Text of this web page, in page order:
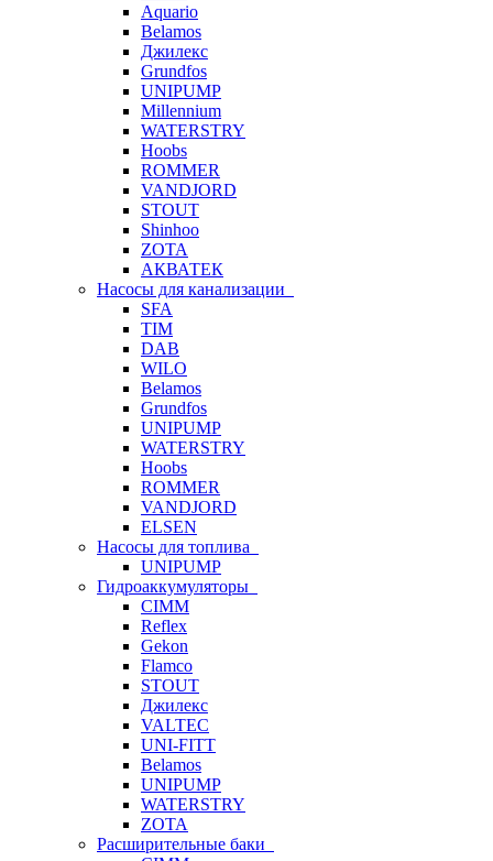
Aquario
Belamos
Джилекс
Grundfos
UNIPUMP
Millennium
WATERSTRY
Hoobs
ROMMER
VANDJORD
STOUT
Shinhoo
ZOTA
АКВАТЕК
Насосы для канализации
SFA
TIM
DAB
WILO
Belamos
Grundfos
UNIPUMP
WATERSTRY
Hoobs
ROMMER
VANDJORD
ELSEN
Насосы для топлива
UNIPUMP
Гидроаккумуляторы
CIMM
Reflex
Gekon
Flamco
STOUT
Джилекс
VALTEC
UNI-FITT
Belamos
UNIPUMP
WATERSTRY
ZOTA
Расширительные баки